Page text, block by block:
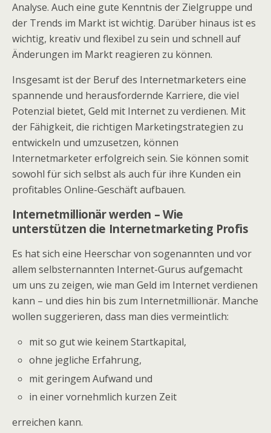
Analyse. Auch eine gute Kenntnis der Zielgruppe und
der Trends im Markt ist wichtig. Darüber hinaus ist es
wichtig, kreativ und flexibel zu sein und schnell auf
Änderungen im Markt reagieren zu können.
Insgesamt ist der Beruf des Internetmarketers eine
spannende und herausfordernde Karriere, die viel
Potenzial bietet, Geld mit Internet zu verdienen. Mit
der Fähigkeit, die richtigen Marketingstrategien zu
entwickeln und umzusetzen, können
Internetmarketer erfolgreich sein. Sie können somit
sowohl für sich selbst als auch für ihre Kunden ein
profitables Online-Geschäft aufbauen.
Internetmillionär werden – Wie
unterstützen die Internetmarketing Profis
Es hat sich eine Heerschar von sogenannten und vor
allem selbsternannten Internet-Gurus aufgemacht
um uns zu zeigen, wie man Geld im Internet verdienen
kann – und dies hin bis zum Internetmillionär. Manche
wollen suggerieren, dass man dies vermeintlich:
mit so gut wie keinem Startkapital,
ohne jegliche Erfahrung,
mit geringem Aufwand und
in einer vornehmlich kurzen Zeit
erreichen kann.